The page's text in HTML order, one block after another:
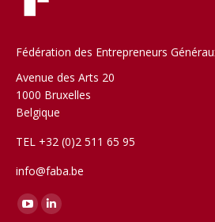
Fédération des Entrepreneurs
Avenue des Arts 20
1000 Bruxelles
Belgique
TEL +32 (0)2 511 65 95
info@faba.be
Trouvez nous sur :
YouTubeLinkedIn